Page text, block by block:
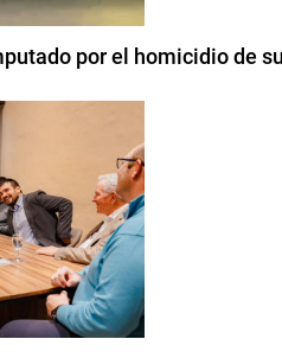
por el homicidio de